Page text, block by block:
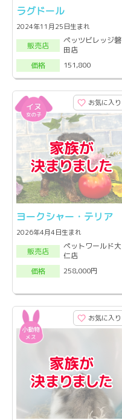
ラグドール
2024年11月25日生まれ
販売店
ペッツビレッジ磐
田店
価格
151,800
お気に入り
ヨークシャー・テリア
2026年4月4日生まれ
販売店
ペットワールド大
仁店
価格
258,000円
お気に入り